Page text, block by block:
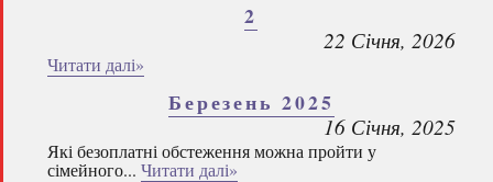
2
22 Січня, 2026
Читати далі»
Березень 2025
16 Січня, 2025
Які безоплатні обстеження можна пройти у
сімейного... Читати далі»